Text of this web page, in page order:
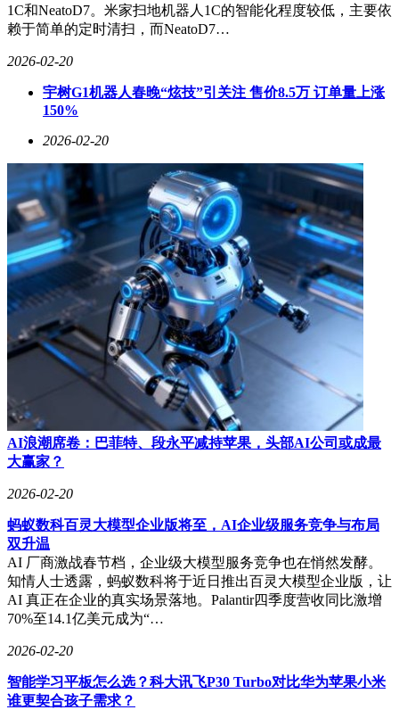
1C和NeatoD7。米家扫地机器人1C的智能化程度较低，主要依
赖于简单的定时清扫，而NeatoD7…
2026-02-20
宇树G1机器人春晚“炫技”引关注 售价8.5万 订单量上涨
150%
2026-02-20
AI浪潮席卷：巴菲特、段永平减持苹果，头部AI公司或成最
大赢家？
2026-02-20
蚂蚁数科百灵大模型企业版将至，AI企业级服务竞争与布局
双升温
AI 厂商激战春节档，企业级大模型服务竞争也在悄然发酵。
知情人士透露，蚂蚁数科将于近日推出百灵大模型企业版，让
AI 真正在企业的真实场景落地。Palantir四季度营收同比激增
70%至14.1亿美元成为“…
2026-02-20
智能学习平板怎么选？科大讯飞P30 Turbo对比华为苹果小米
谁更契合孩子需求？